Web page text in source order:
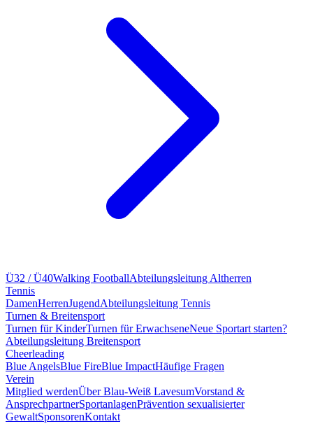
Ü32 / Ü40Walking FootballAbteilungsleitung Altherren
Tennis
DamenHerrenJugendAbteilungsleitung Tennis
Turnen & Breitensport
Turnen für KinderTurnen für ErwachseneNeue Sportart starten?
Abteilungsleitung Breitensport
Cheerleading
Blue AngelsBlue FireBlue ImpactHäufige Fragen
Verein
Mitglied werdenÜber Blau-Weiß LavesumVorstand &
AnsprechpartnerSportanlagenPrävention sexualisierter
GewaltSponsorenKontakt